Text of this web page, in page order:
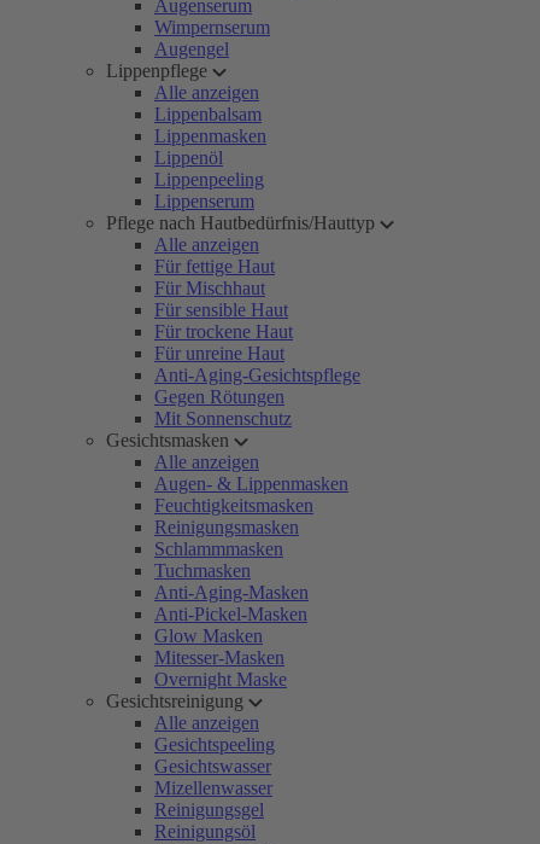
Augenserum
Wimpernserum
Augengel
Lippenpflege
Alle anzeigen
Lippenbalsam
Lippenmasken
Lippenöl
Lippenpeeling
Lippenserum
Pflege nach Hautbedürfnis/Hauttyp
Alle anzeigen
Für fettige Haut
Für Mischhaut
Für sensible Haut
Für trockene Haut
Für unreine Haut
Anti-Aging-Gesichtspflege
Gegen Rötungen
Mit Sonnenschutz
Gesichtsmasken
Alle anzeigen
Augen- & Lippenmasken
Feuchtigkeitsmasken
Reinigungsmasken
Schlammmasken
Tuchmasken
Anti-Aging-Masken
Anti-Pickel-Masken
Glow Masken
Mitesser-Masken
Overnight Maske
Gesichtsreinigung
Alle anzeigen
Gesichtspeeling
Gesichtswasser
Mizellenwasser
Reinigungsgel
Reinigungsöl